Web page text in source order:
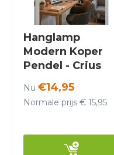
Hanglamp
Modern Koper
Pendel - Crius
Nu €14,95
Normale prijs € 15,95